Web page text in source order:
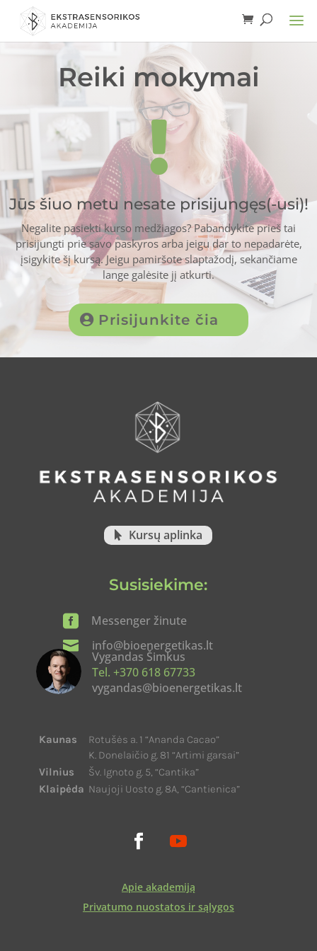
Reiki mokymai

Jūs šiuo metu nesate prisijungęs(-usi)!
Negalite pasiekti kurso medžiagos? Pabandykite prieš tai
prisijungti prie savo paskyros arba jeigu dar to nepadarėte,
įsigykite šį kursą. Jeigu pamiršote slaptažodį, sekančiame
lange galėsite jį atkurti.
Prisijunkite čia
Kursų aplinka
Susisiekime:

Messenger žinute

info@bioenergetikas.lt
Vygandas Šimkus
Tel. +370 618 67733
vygandas@bioenergetikas.lt
Kaunas
Rotušės a. 1 “Ananda Cacao”
K. Donelaičio g. 81 “Artimi garsai”
Vilnius
Šv. Ignoto g. 5, “Cantika”
Klaipėda Naujoji Uosto g. 8A, “Cantienica”
Apie akademiją
Privatumo nuostatos ir sąlygos